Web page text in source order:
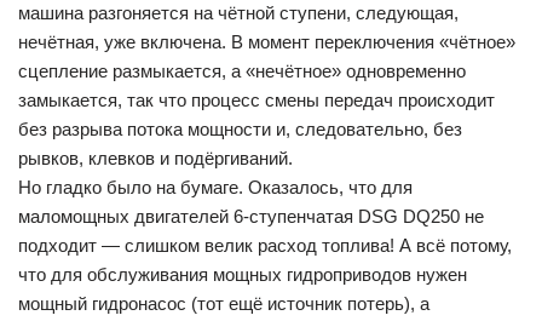
машина разгоняется на чётной ступени, следующая,
нечётная, уже включена. В момент переключения «чётное»
сцепление размыкается, а «нечётное» одновременно
замыкается, так что процесс смены передач происходит
без разрыва потока мощности и, следовательно, без
рывков, клевков и подёргиваний.
Но гладко было на бумаге. Оказалось, что для
маломощных двигателей 6-ступенчатая DSG DQ250 не
подходит — слишком велик расход топлива! А всё потому,
что для обслуживания мощных гидроприводов нужен
мощный гидронасос (тот ещё источник потерь), а